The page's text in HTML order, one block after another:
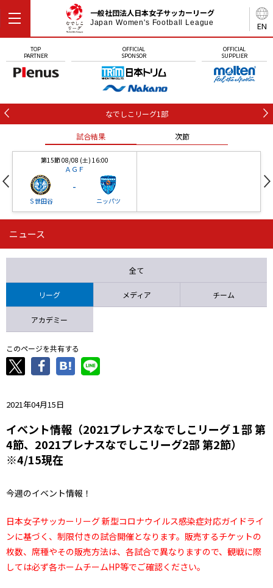
EN
一般社団法人日本女子サッカーリーグ
Japan Women's Football League
TOP
PARTNER
OFFICIAL
SPONSOR
OFFICIAL
SUPPLIER
なでしこリーグ1部
試合結果 次節
第15節 08/08 (土) 16:00
ＡＧＦ
Ｓ世田谷
-
ニッパツ
第16節 09/05 (土) 15:00
ニッパツ 石人の星
ニュース
全て
リーグ メディア チーム
アカデミー
このページを共有する
2021年04月15日
イベント情報（2021プレナスなでしこリーグ１部 第
4節、2021プレナスなでしこリーグ2部 第2節）
※4/15現在
今週のイベント情報！
日本女子サッカーリーグ 新型コロナウイルス感染症対応ガイドライ
ンに基づく、制限付きの試合開催となります。販売するチケットの
枚数、席種やその販売方法は、各試合で異なりますので、観戦に際
しては必ず各ホームチームHP等でご確認ください。